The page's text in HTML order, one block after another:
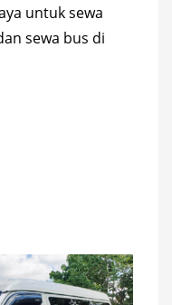
untuk sewa
sewa bus di